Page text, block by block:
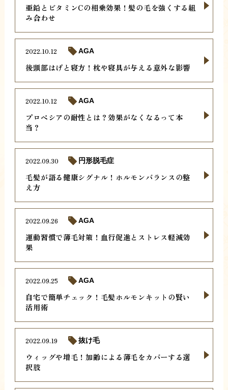
亜鉛とビタミンCの相乗効果！髪の毛を強くする組
み合わせ
後頭部はげと寝方！枕や寝具が与える意外な影響
2022.10.12 AGA
プロペシアの耐性とは？効果がなくなるって本
当？
2022.10.12 AGA
毛髪が語る健康シグナル！ホルモンバランスの整
え方
2022.09.30 円形脱毛症
運動習慣で薄毛対策！血行促進とストレス軽減効
果
2022.09.26 AGA
自宅で簡単チェック！毛髪ホルモンキットの賢い
活用術
2022.09.25 AGA
ウィッグや増毛！加齢による薄毛をカバーする選
択肢
2022.09.19 抜け毛